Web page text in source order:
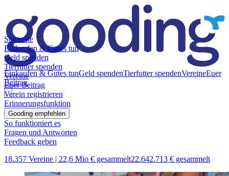
Einkaufen & Gutes tunGeld spendenTierfutter spendenVereineEuer
Beitrag
Startseite
Einkaufen & Gutes tun
Geld spenden
Tierfutter spenden
Vereine
Euer Beitrag
Verein registrieren
Erinnerungsfunktion
Gooding empfehlen
So funktioniert es
Fragen und Antworten
Feedback geben
18.357 Vereine | 22,6 Mio € gesammelt22.642.713 € gesammelt